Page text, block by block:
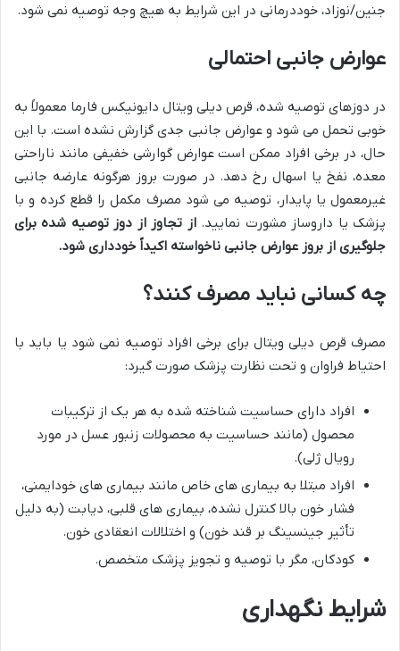
جنین/نوزاد، خوددرمانی در این شرایط به هیچ وجه توصیه نمی شود.
عوارض جانبی احتمالی
در دوزهای توصیه شده، قرص دیلی ویتال دایونیکس فارما معمولاً به
خوبی تحمل می شود و عوارض جانبی جدی گزارش نشده است. با این
حال، در برخی افراد ممکن است عوارض گوارشی خفیفی مانند ناراحتی
معده، نفخ یا اسهال رخ دهد. در صورت بروز هرگونه عارضه جانبی
غیرمعمول یا پایدار، توصیه می شود مصرف مکمل را قطع کرده و با
پزشک یا داروساز مشورت نمایید.از تجاوز از دوز توصیه شده برای
جلوگیری از بروز عوارض جانبی ناخواسته اکیداً خودداری شود.
چه کسانی نباید مصرف کنند؟
مصرف قرص دیلی ویتال برای برخی افراد توصیه نمی شود یا باید با
احتیاط فراوان و تحت نظارت پزشک صورت گیرد:
افراد دارای حساسیت شناخته شده به هر یک از ترکیبات
محصول (مانند حساسیت به محصولات زنبور عسل در مورد
رویال ژلی).
افراد مبتلا به بیماری های خاص مانند بیماری های خودایمنی،
فشار خون بالا کنترل نشده، بیماری های قلبی، دیابت (به دلیل
تأثیر جینسینگ بر قند خون) و اختلالات انعقادی خون.
کودکان، مگر با توصیه و تجویز پزشک متخصص.
شرایط نگهداری